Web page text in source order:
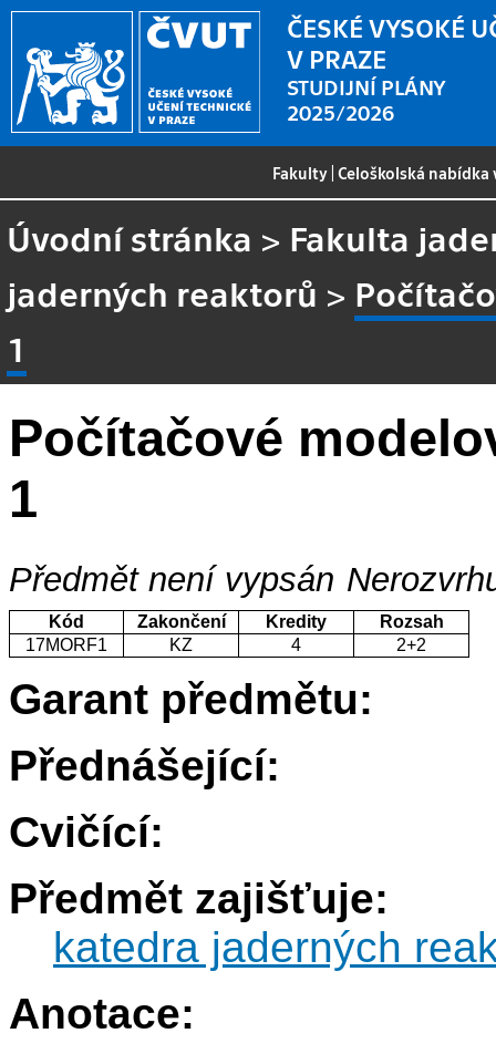
ČESKÉ VYSOKÉ
V PRAZE
STUDIJNÍ PLÁNY
2025/2026
Fakulty |Celoškolská
Úvodní stránka > Fakulta
jaderných reaktorů >
1
Počítačové
1
Předmět není vypsán
Kód Zakončení Kredity
Rozsah
17MORF1
KZ 4 2+2
Garant předmětu:
Přednášející:
Cvičící:
Předmět zajišťuje:
katedra jaderných
Anotace: